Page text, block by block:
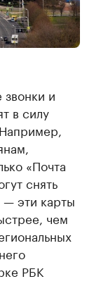
и
в силу
«Почта
снять
— эти карты
чем
РБК